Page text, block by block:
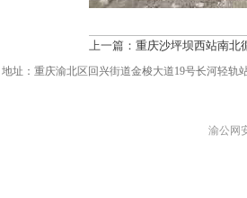
上一篇： 重庆沙坪坝西站南北
址：重庆渝北区回兴街道金梭大道19号长河轻轨
渝公网